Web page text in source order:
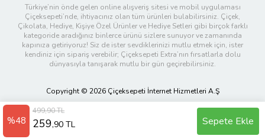
%48
499,90 TL
259,90 TL Sepete Ekle
Türkiye’nin önde gelen online alışveriş sitesi ve mobil uygulaması
Çiçeksepeti’nde, ihtiyacınız olan tüm ürünleri bulabilirsiniz. Çiçek,
Çikolata, Hediye, Kişiye Özel Ürünler ve Hediye Setleri gibi birçok farklı
kategoride aradığınız binlerce ürünü sizlere sunuyor ve zamanında
kapınıza getiriyoruz! Siz de ister sevdiklerinizi mutlu etmek için, ister
kendiniz için sipariş verebilir; Çiçeksepeti Extra’nın fırsatlarla dolu
dünyasıyla tanışarak mutlu bir gün geçirebilirsiniz.
Copyright © 2026 Çiçeksepeti İnternet Hizmetleri A.Ş